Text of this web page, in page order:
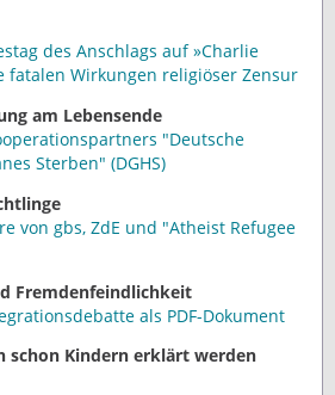
des Anschlags auf »Charlie
fatalen Wirkungen religiöser Zensur
am Lebensende
"Deutsche
Sterben" (DGHS)
von gbs, ZdE und "Atheist Refugee
Fremdenfeindlichkeit
als PDF-Dokument
schon Kindern erklärt werden